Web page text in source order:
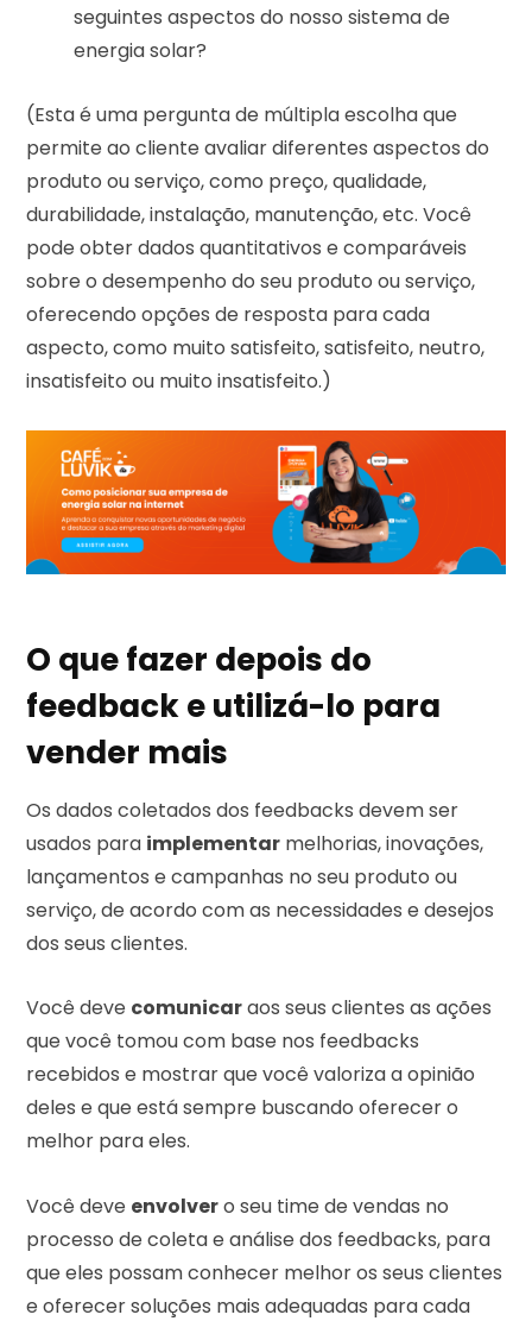
seguintes aspectos do nosso sistema de
energia solar?
(Esta é uma pergunta de múltipla escolha que
permite ao cliente avaliar diferentes aspectos do
produto ou serviço, como preço, qualidade,
durabilidade, instalação, manutenção, etc. Você
pode obter dados quantitativos e comparáveis
sobre o desempenho do seu produto ou serviço,
oferecendo opções de resposta para cada
aspecto, como muito satisfeito, satisfeito, neutro,
insatisfeito ou muito insatisfeito.)
O que fazer depois do
feedback e utilizá-lo para
vender mais
Os dados coletados dos feedbacks devem ser
usados para implementar melhorias, inovações,
lançamentos e campanhas no seu produto ou
serviço, de acordo com as necessidades e desejos
dos seus clientes.
Você deve comunicaraos seus clientes as ações
que você tomou com base nos feedbacks
recebidos e mostrar que você valoriza a opinião
deles e que está sempre buscando oferecer o
melhor para eles.
Você deve envolvero seu time de vendas no
processo de coleta e análise dos feedbacks, para
que eles possam conhecer melhor os seus clientes
e oferecer soluções mais adequadas para cada